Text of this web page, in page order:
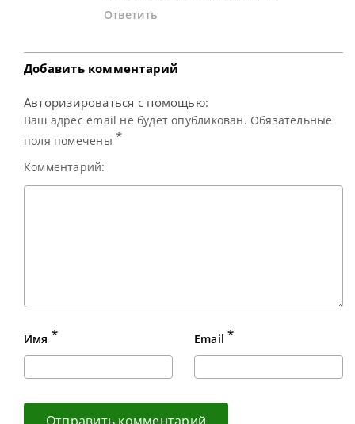
Ответить
Добавить комментарий
Авторизироваться с помощью:
Ваш адрес email не будет опубликован. Обязательные
поля помечены *
Комментарий:
Имя * Email *